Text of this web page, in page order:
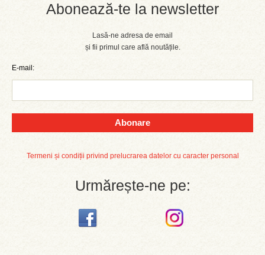
Abonează-te la newsletter
Lasă-ne adresa de email
și fii primul care află noutățile.
E-mail:
Abonare
Termeni și condiții privind prelucrarea datelor cu caracter personal
Urmărește-ne pe: